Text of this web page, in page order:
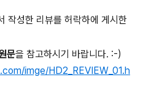
작성한 리뷰를 허락하에 게시한
문을 참고하시기 바랍니다. :-)
imge/HD2_REVIEW_01.h